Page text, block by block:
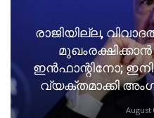
രാജിയില്ല,
ഇൻഫാന്റിനോ;
വ്യക്തമാക്കി
August